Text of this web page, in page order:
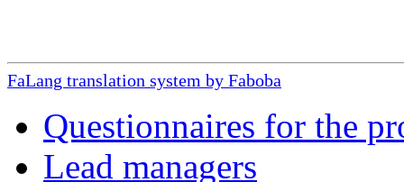
FaLang translation system by Faboba
Questionnaires for the
Lead managers